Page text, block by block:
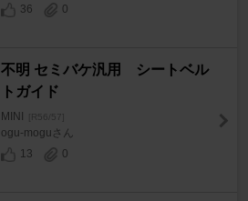
36
0
不明 セミバケ汎用 シートベル
トガイド
MINI [R56/57]
ogu-moguさん
13
0